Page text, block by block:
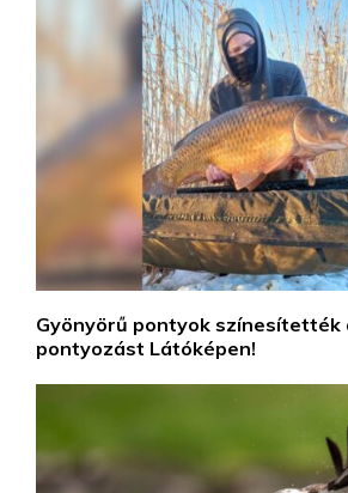
Gyönyörű pontyok színesítették
pontyozást Látóképen!